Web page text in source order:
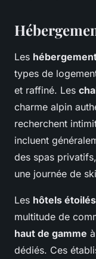
Les
types de
et raffiné. Les
charme alpin
recherchent
incluent
des spas
une journée de
Les hôtels étoilés
multitude de
haut de gamme
dédiés. Ces